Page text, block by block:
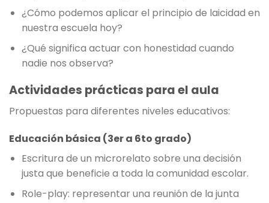
¿Cómo podemos aplicar el principio de laicidad en
nuestra escuela hoy?
¿Qué significa actuar con honestidad cuando
nadie nos observa?
Actividades prácticas para el aula
Propuestas para diferentes niveles educativos:
Educación básica (3er a 6to grado)
Escritura de un microrelato sobre una decisión
justa que beneficie a toda la comunidad escolar.
Role-play: representar una reunión de la junta